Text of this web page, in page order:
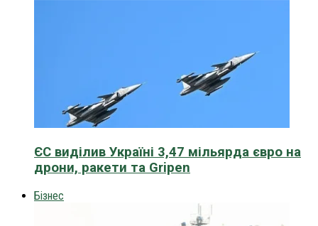
ЄС виділив Україні 3,47 мільярда євро на
дрони, ракети та Gripen
Бізнес